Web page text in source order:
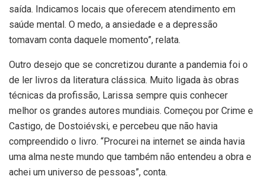
saída. Indicamos locais que oferecem atendimento em
saúde mental. O medo, a ansiedade e a depressão
tomavam conta daquele momento”, relata.
Outro desejo que se concretizou durante a pandemia foi o
de ler livros da literatura clássica. Muito ligada às obras
técnicas da profissão, Larissa sempre quis conhecer
melhor os grandes autores mundiais. Começou por Crime e
Castigo, de Dostoiévski, e percebeu que não havia
compreendido o livro. “Procurei na internet se ainda havia
uma alma neste mundo que também não entendeu a obra e
achei um universo de pessoas”, conta.